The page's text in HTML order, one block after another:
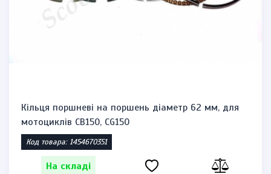
Кільця поршневі на поршень діаметр 62 мм, для
мотоциклів CB150, CG150
Код товара: 1454670351
На складі